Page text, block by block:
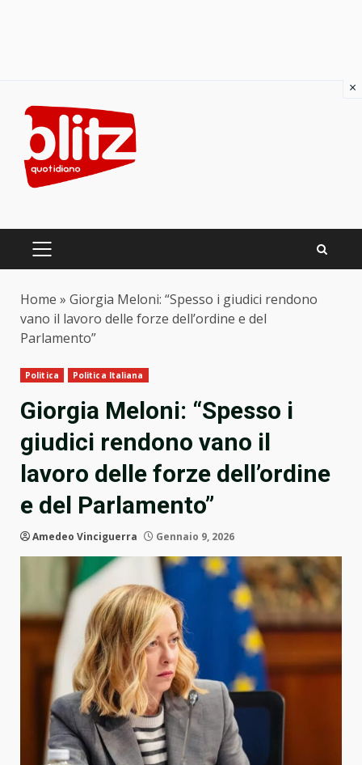
content
PRIMARY
Home » Giorgia Meloni: “Spesso i giudici rendono
vano il lavoro delle forze dell’ordine e del
Parlamento”
Politica Politica Italiana
Giorgia Meloni: “Spesso i
giudici rendono vano il
lavoro delle forze dell’ordine
e del Parlamento”
Amedeo Vinciguerra Gennaio 9, 2026
×